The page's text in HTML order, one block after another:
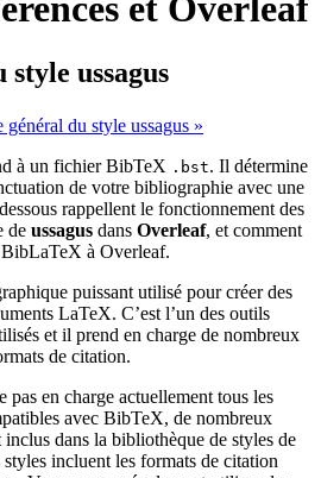
et Overleaf
style ussagus
du style ussagus »
à un fichier BibTeX .bst. Il détermine
de votre bibliographie avec une
rappellent le fonctionnement des
de ussagus dans Overleaf, et comment
à Overleaf.
puissant utilisé pour créer des
LaTeX. C’est l’un des outils
et il prend en charge de nombreux
de citation.
pas en charge actuellement tous les
avec BibTeX, de nombreux
dans la bibliothèque de styles de
incluent les formats de citation